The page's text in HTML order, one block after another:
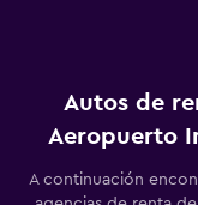
Autos de
Aeropuerto
A continuación